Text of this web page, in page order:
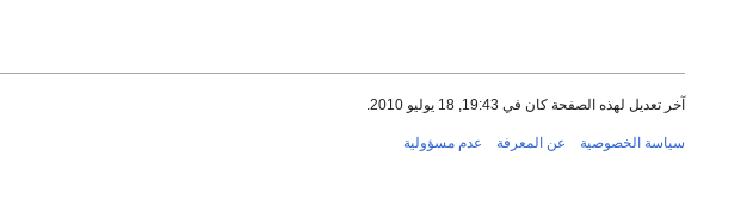
آخر تعديل لهذه الصفحة كان في 19:43, 18 يوليو 2010.
سياسة الخصوصية عن المعرفة عدم مسؤولية